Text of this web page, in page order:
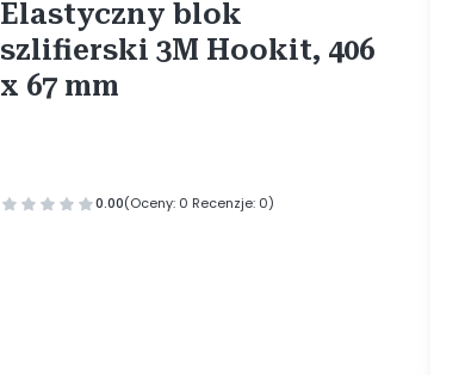
Elastyczny blok
szlifierski 3M Hookit, 406
x 67 mm
0.00(Oceny: 0 Recenzje: 0)